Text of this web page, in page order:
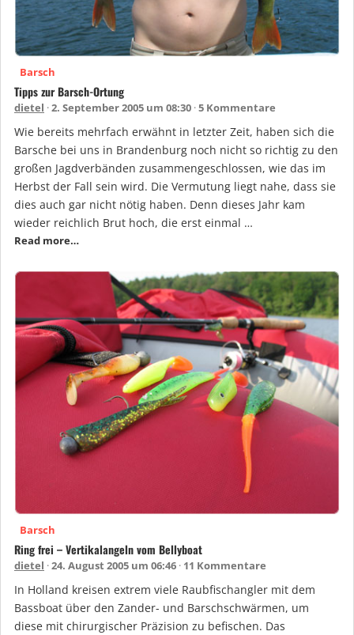
Barsch
Tipps zur Barsch-Ortung
dietel 2. September 2005 um 08:30 5 Kommentare
Wie bereits mehrfach erwähnt in letzter Zeit, haben sich die
Barsche bei uns in Brandenburg noch nicht so richtig zu den
großen Jagdverbänden zusammengeschlossen, wie das im
Herbst der Fall sein wird. Die Vermutung liegt nahe, dass sie
dies auch gar nicht nötig haben. Denn dieses Jahr kam
wieder reichlich Brut hoch, die erst einmal …
Read more…
Barsch
Ring frei – Vertikalangeln vom Bellyboat
dietel 24. August 2005 um 06:46 11 Kommentare
In Holland kreisen extrem viele Raubfischangler mit dem
Bassboat über den Zander- und Barschschwärmen, um
diese mit chirurgischer Präzision zu befischen. Das